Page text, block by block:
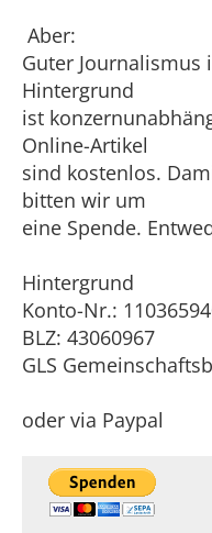
Aber:
Guter Journalismus
Hintergrund
ist
Online-Artikel
sind kostenlos.
bitten wir um
eine Spende.
Hintergrund
Konto-Nr.:
BLZ: 43060967
GLS
oder via Paypal